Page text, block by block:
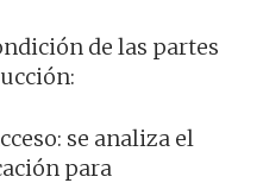
de las partes
se analiza el
para